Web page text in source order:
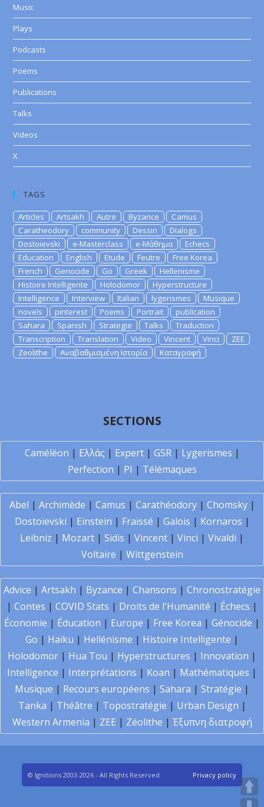
Music
Plays
Podcasts
Poems
Publications
Talks
Videos
X
TAGS
Articles Artsakh Autre Byzance
Camus
Caratheodory
community Dessin
Dialogs
Dostoievski
e-Masterclass e-Μάθημα
Echecs
Education
English Etude Feutre
Free Korea
French
Genocide Go Greek
Hellenisme
Histoire Intelligente
Holodomor
Hyperstructure
Intelligence
Interview Italian lygerismes
Musique
novels
pinterest Poems Portrait
publication
Sahara
Spanish Strategie Talks
Traduction
Transcription
Translation Video Vincent Vinci
ZEE
Zeolithe
Αναβαθμισμένη Ιστορία Καταγραφή
SECTIONS
Caméléon | Ελλάς | Expert| GSR| Lygerismes |
Perfection | PI | Télémaques
Abel | Archimède | Camus | Carathéodory| Chomsky|
Dostoïevski | Einstein | Fraïssé | Galois | Kornaros |
Leibniz | Mozart | Sidis | Vincent | Vinci | Vivaldi |
Voltaire | Wittgenstein
Advice | Artsakh | Byzance | Chansons | Chronostratégie
| Contes | COVID Stats | Droits de l'Humanité | Échecs |
Économie | Éducation | Europe | Free Korea | Génocide |
Go | Haïku | Hellénisme | Histoire Intelligente |
Holodomor | Hua Tou | Hyperstructures | Innovation |
Intelligence | Interprétations | Koan | Mathématiques |
Musique | Recours européens | Sahara | Stratégie |
Tanka | Théâtre | Topostratégie | Urban Design |
Western Armenia | ZEE | Zéolithe | Έξυπνη διατροφή
© Ignitions 2003-2026 - All Rights Reserved Privacy policy